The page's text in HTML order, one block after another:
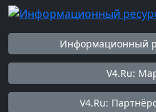
Информационный
V4.Ru:
V4.Ru: